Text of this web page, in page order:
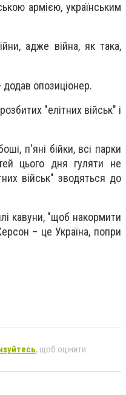
армією, українським
адже війна, як така,
додав опозиціонер.
"елітних військ" і
п'яні бійки, всі парки
цього дня гуляти не
військ" зводяться до
кавуни, "щоб накормити
– це Україна, попри
, щоб оцінити